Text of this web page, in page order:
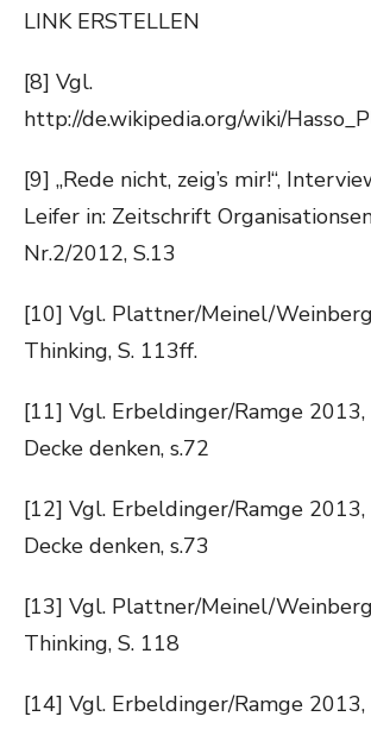
LINK ERSTELLEN
[8] Vgl.
http://de.wikipedia.org/wiki/
[9] „Rede nicht, zeig’s mir!“,
Leifer in: Zeitschrift
Nr.2/2012, S.13
[10] Vgl. Plattner/Meinel/
Thinking, S. 113ff.
[11] Vgl. Erbeldinger/Ramge
Decke denken, s.72
[12] Vgl. Erbeldinger/Ramge
Decke denken, s.73
[13] Vgl. Plattner/Meinel/
Thinking, S. 118
[14] Vgl. Erbeldinger/Ramge